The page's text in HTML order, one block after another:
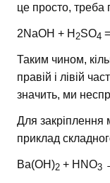
це просто, треба
2NaOH + H 2SO4
Таким чином,
правій і лівій
значить, ми
Для закріплення
приклад
Ba(OH)2 + HNO3